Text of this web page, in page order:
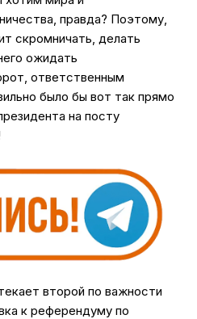
правда? Поэтому,
скромничать, делать
ожидать
ответственным
было бы вот так прямо
на посту
второй по важности
к референдуму по